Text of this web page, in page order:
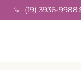
(19) 3936-9988